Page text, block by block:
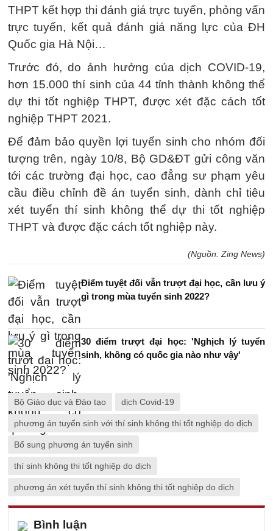
THPT kết hợp thi đánh giá trực tuyến, phỏng vấn
trực tuyến, kết quả đánh giá năng lực của ĐH
Quốc gia Hà Nội…
Trước đó, do ảnh hưởng của dịch COVID-19,
hơn 15.000 thí sinh của 44 tỉnh thành không thể
dự thi tốt nghiệp THPT, được xét đặc cách tốt
nghiệp THPT 2021.
Để đảm bảo quyền lợi tuyển sinh cho nhóm đối
tượng trên, ngày 10/8, Bộ GD&ĐT gửi công văn
tới các trường đại học, cao đẳng sư phạm yêu
cầu điều chỉnh đề án tuyển sinh, dành chỉ tiêu
xét tuyển thí sinh không thể dự thi tốt nghiệp
THPT và được đặc cách tốt nghiệp này.
(Nguồn: Zing News)
Điểm tuyệt đối vẫn trượt đại học, cần lưu ý
gì trong mùa tuyển sinh 2022?
30 điểm trượt đại học: 'Nghịch lý tuyển
sinh, không có quốc gia nào như vậy'
Bộ Giáo dục và Đào tạo dịch Covid-19
phương án tuyển sinh với thí sinh không thi tốt nghiệp do dịch
Bổ sung phương án tuyển sinh
thí sinh không thi tốt nghiệp do dịch
phương án xét tuyển thí sinh không thi tốt nghiệp do dịch
Bình luận